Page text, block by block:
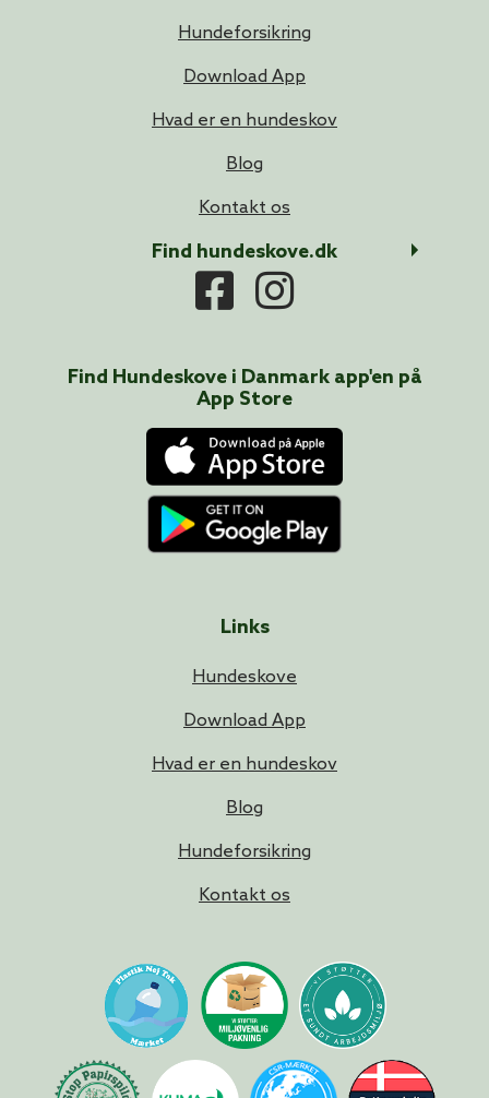
Links
Hundeskove
Download App
Hvad er en hundeskov
Blog
Hundeforsikring
Kontakt os
Hundeforsikring
Download App
Hvad er en hundeskov
Blog
Kontakt os
Find hundeskove.dk
Find Hundeskove i Danmark app'en på
App Store